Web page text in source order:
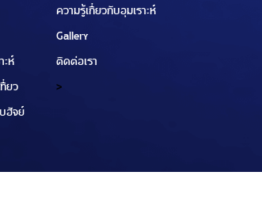
ะห์
ยว
ฮัจย์
ความรู้เกี่ยวกับอุมเราะห์
Gallery
ติดต่อเรา
>